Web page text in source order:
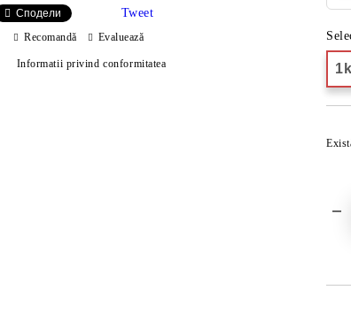
Сподели Tweet
Recomandă Evaluează
Informatii privind conformitatea